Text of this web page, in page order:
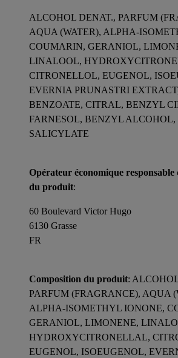
ALCOHOL DENAT., PARFUM
AQUA (WATER), ALPHA-
COUMARIN, GERANIOL,
LINALOOL,
CITRONELLOL, EUGENOL,
EVERNIA PRUNASTRI
BENZOATE, CITRAL, BENZYL
FARNESOL, BENZYL
SALICYLATE
Opérateur économique responsable
du produit:
60 Boulevard Victor Hugo
6130 Grasse
FR
Composition du produit:
PARFUM (FRAGRANCE), AQUA
ALPHA-ISOMETHYL IONONE,
GERANIOL, LIMONENE,
HYDROXYCITRONELLAL,
EUGENOL, ISOEUGENOL,